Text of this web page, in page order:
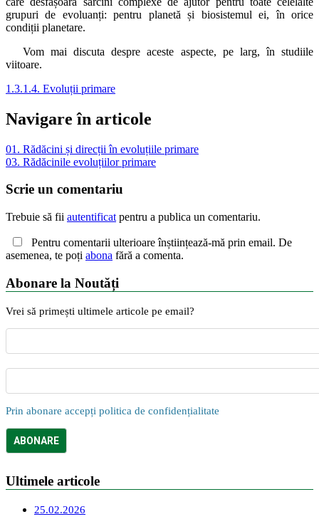
grupuri de evoluanți: pentru planetă și biosistemul ei, în orice
condiții planetare.
Vom mai discuta despre aceste aspecte, pe larg, în studiile
viitoare.
1.3.1.4. Evoluții primare
Navigare în articole
01. Rădăcini și direcții în evoluțiile primare
03. Rădăcinile evoluțiilor primare
Scrie un comentariu
Trebuie să fii autentificat pentru a publica un comentariu.
Pentru comentarii ulterioare înștiințează-mă prin email. De
asemenea, te poți abona fără a comenta.
Abonare la Noutăți
Vrei să primești ultimele articole pe email?
Prin abonare accepți politica de confidențialitate
Ultimele articole
25.02.2026